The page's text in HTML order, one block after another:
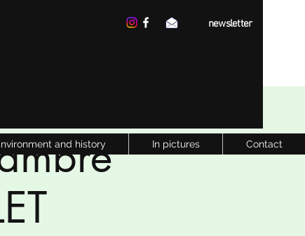
newsletter
and history In pictures Contact